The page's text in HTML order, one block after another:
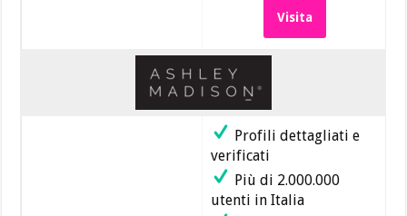
Visita
Profili dettagliati e
verificati
Più di 2.000.000
utenti in Italia